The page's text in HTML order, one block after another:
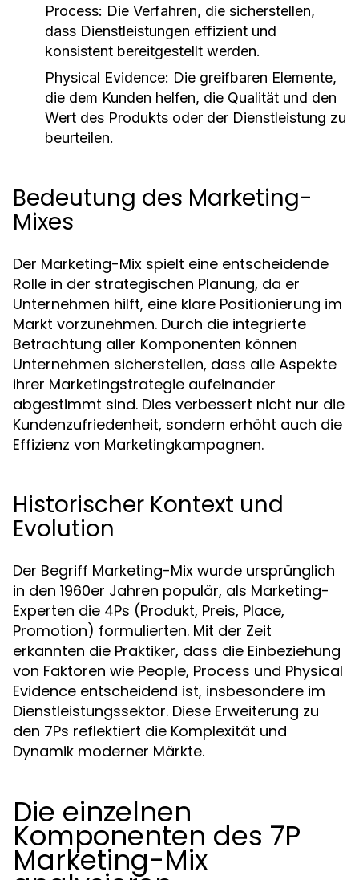
Process: Die Verfahren, die sicherstellen,
dass Dienstleistungen effizient und
konsistent bereitgestellt werden.
Physical Evidence: Die greifbaren Elemente,
die dem Kunden helfen, die Qualität und den
Wert des Produkts oder der Dienstleistung zu
beurteilen.
Bedeutung des Marketing-
Mixes
Der Marketing-Mix spielt eine entscheidende
Rolle in der strategischen Planung, da er
Unternehmen hilft, eine klare Positionierung im
Markt vorzunehmen. Durch die integrierte
Betrachtung aller Komponenten können
Unternehmen sicherstellen, dass alle Aspekte
ihrer Marketingstrategie aufeinander
abgestimmt sind. Dies verbessert nicht nur die
Kundenzufriedenheit, sondern erhöht auch die
Effizienz von Marketingkampagnen.
Historischer Kontext und
Evolution
Der Begriff Marketing-Mix wurde ursprünglich
in den 1960er Jahren populär, als Marketing-
Experten die 4Ps (Produkt, Preis, Place,
Promotion) formulierten. Mit der Zeit
erkannten die Praktiker, dass die Einbeziehung
von Faktoren wie People, Process und Physical
Evidence entscheidend ist, insbesondere im
Dienstleistungssektor. Diese Erweiterung zu
den 7Ps reflektiert die Komplexität und
Dynamik moderner Märkte.
Die einzelnen
Komponenten des 7P
Marketing-Mix